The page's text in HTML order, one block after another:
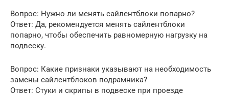
Вопрос: Нужно ли менять сайлентблоки попарно?
Ответ: Да, рекомендуется менять сайлентблоки
попарно, чтобы обеспечить равномерную нагрузку на
подвеску.
Вопрос: Какие признаки указывают на необходимость
замены сайлентблоков подрамника?
Ответ: Стуки и скрипы в подвеске при проезде